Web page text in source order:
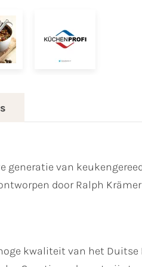
van
door Ralph
kwaliteit van het